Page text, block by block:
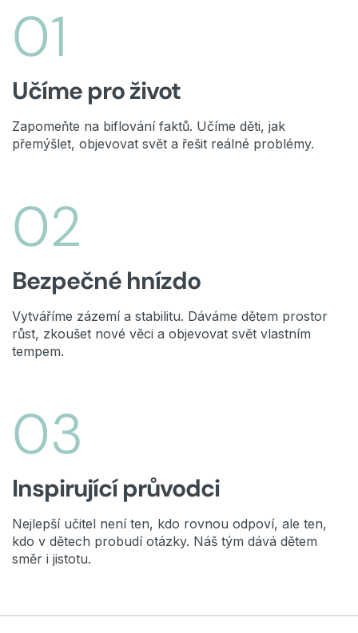
01
Učíme pro život
Zapomeňte na biflování faktů. Učíme děti, jak
přemýšlet, objevovat svět a řešit reálné problémy.
02
Bezpečné hnízdo
Vytváříme zázemí a stabilitu. Dáváme dětem prostor
růst, zkoušet nové věci a objevovat svět vlastním
tempem.
03
Inspirující průvodci
Nejlepší učitel není ten, kdo rovnou odpoví, ale ten,
kdo v dětech probudí otázky. Náš tým dává dětem
směr i jistotu.